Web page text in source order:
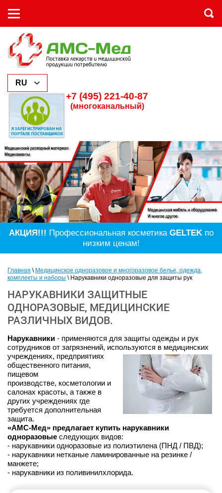
+7 (495) 221-40-87
(многоканальный)
АКЦИЯ!!! Профессиональная косметика GELTEKпо
низким ценам!
Главная \ Медицинское одноразовое и многоразовое белье, одежда,
комплекты и наборы \ Нарукавники одноразовые для защиты рук
НАРУКАВНИКИ ЗАЩИТНЫЕ
ОДНОРАЗОВЫЕ, МЕДИЦИНСКИЕ
РАЗЛИЧНЫХ ВИДОВ.
Нарукавники - применяются для защиты одежды и рук
сотрудников от загрязнений, используются в медицинских
учреждениях, предприятиях
общественного питания,
пищевом
производстве, косметологии и
салонах красоты, а также в
других учреждениях где
требуется дополнительная
защита.
«АМС-Мед» предлагает купить нарукавники
одноразовые следующих видов:
- нарукавники одноразовые из полиэтилена (ПНД / ПВД);
- нарукавники нетканые ламинированные на резинке /
манжете;
- нарукавники из поливинилхлорида.